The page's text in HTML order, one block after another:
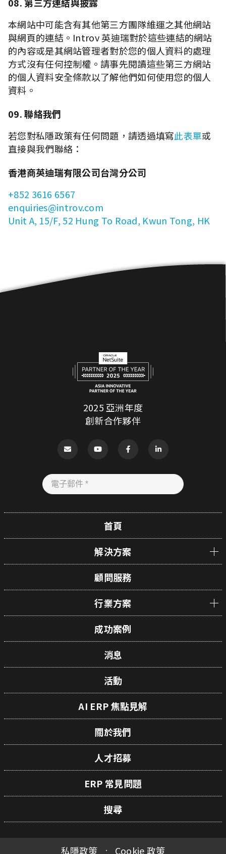
本網站中可能含有其他第三方團隊維運之其他網站
與網頁的連結。Introv 英迪瑞對於這些連結的網站
的內容或是其網站管理者對於您的個人資料的處理
方式沒有任何控制權。請事先閱讀這些第三方網站
的個人資料安全條款以了解他們如何使用您的個人
資料。
09. 聯絡我們
若您對私隱政策有任何問題，請透過填寫此表單或
直接與我們聯絡：
香港商英迪瑞有限公司台灣分公司
+852 3616 6567
enquiries@introv.com
Unit A, 15/F, 52 Hung To Road, Kwun Tong, HK
2025 亞洲年度
創新合作夥伴
首頁
解決方案
顧問服務
行業方案
成功案例
消息
活動
AI ERP 焦點見解
關於我們
人才招募
ERP 常見問題
搜尋
私隱政策 Cookie 政策